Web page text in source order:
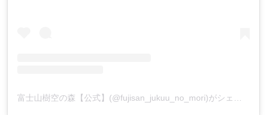
富士山樹空の森【公式】(@fujisan_jukuu_no_mori)がシェアした投稿